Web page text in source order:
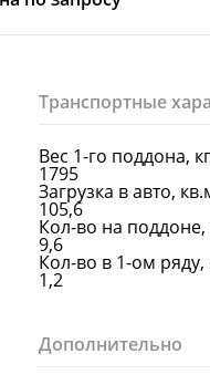
Транспортные
Вес 1-го поддона, кг
1795
Загрузка в авто,
105,6
Кол-во на поддоне,
9,6
Кол-во в 1-ом ряду,
1,2
Дополнительно